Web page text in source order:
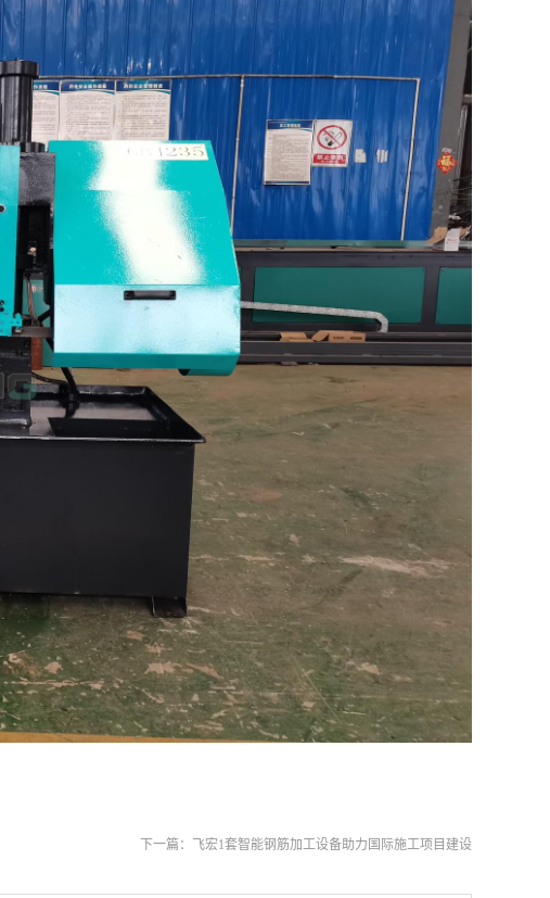
下一篇： 飞宏1套智能钢筋加工设备助力国际施工项目建设